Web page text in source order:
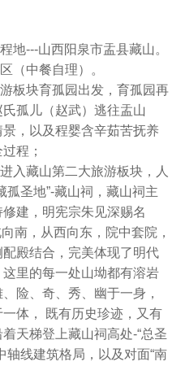
地---山西阳泉市盂县藏山。
中餐自理）。
板块育孤园出发，育孤园再
孤儿（赵武）逃往盂山
景，以及程婴含辛茹苦抚养
程；
藏山第二大旅游板块，人
孤圣地”-藏山祠，藏山祠主
建，明宪宗朱见深赐名
南，从西向东，院中套院，
殿结合，完美体现了明代
里的每一处山坳都有溶岩
险、奇、秀、幽于一身，
体， 既有历史珍迹，又有
天梯登上藏山祠高处-“总圣
轴线建筑格局，以及对面“南